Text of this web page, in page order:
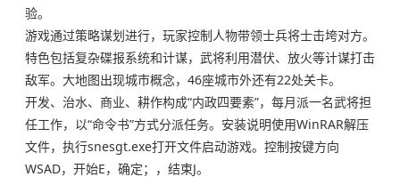
验。
游戏通过策略谋划进行，玩家控制人物带领士兵将士击垮对方。
特色包括复杂碟报系统和计谋，武将利用潜伏、放火等计谋打击
敌军。大地图出现城市概念，46座城市外还有22处关卡。
开发、治水、商业、耕作构成“内政四要素”，每月派一名武将担
任工作，以“命令书”方式分派任务。安装说明使用WinRAR解压
文件，执行snesgt.exe打开文件启动游戏。控制按键方向
WSAD，开始E，确定；，结束J。